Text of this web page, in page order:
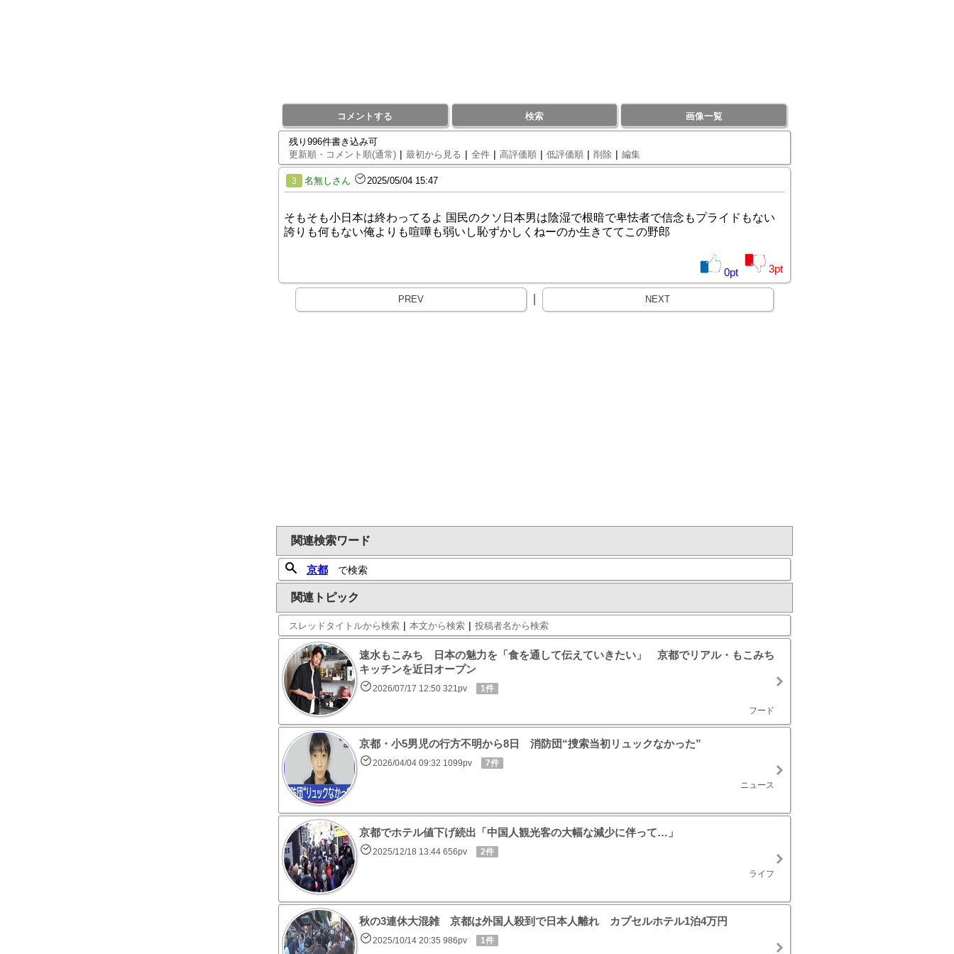
コメントする 検索 画像一覧
残り996件書き込み可
更新順・コメント順(通常) | 最初から見る | 全件 | 高評価順 | 低評価順 | 削除 | 編集
3 名無しさん 2025/05/04 15:47
そもそも小日本は終わってるよ 国民のクソ日本男は陰湿で根暗で卑怯者で信念もプライドもない
誇りも何もない俺よりも喧嘩も弱いし恥ずかしくねーのか生きててこの野郎
0pt 3pt
PREV NEXT
関連検索ワード
京都 で検索
関連トピック
スレッドタイトルから検索 | 本文から検索 | 投稿者名から検索
速水もこみち 日本の魅力を「食を通して伝えていきたい」 京都でリアル・もこみち
キッチンを近日オープン
2026/07/17 12:50 321pv 1件
フード
京都・小5男児の行方不明から8日 消防団“捜索当初リュックなかった”
2026/04/04 09:32 1099pv 7件
ニュース
京都でホテル値下げ続出「中国人観光客の大幅な減少に伴って…」
2025/12/18 13:44 656pv 2件
ライフ
秋の3連休大混雑 京都は外国人殺到で日本人離れ カプセルホテル1泊4万円
2025/10/14 20:35 986pv 1件